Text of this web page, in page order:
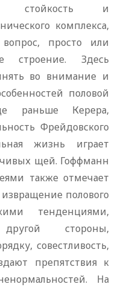
стойкость и
комплекса,
просто или
строение. Здесь
во внимание и
половой
раньше Керера,
Фрейдовского
жизнь играет
щей. Гоффманн
также отмечает
полового
тенденциями,
стороны,
совестливость,
препятствия к
На